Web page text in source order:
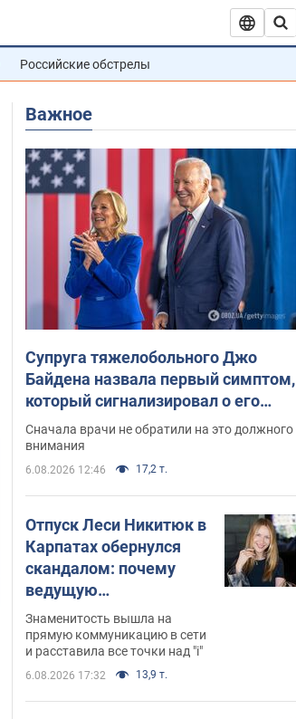
Российские обстрелы
Важное
Супруга тяжелобольного Джо
Байдена назвала первый симптом,
который сигнализировал о его
"агрессивном" раке
Сначала врачи не обратили на это должного
внимания
6.08.2026 12:46 17,2 т.
Отпуск Леси Никитюк в
Карпатах обернулся
скандалом: почему
ведущую
несправедливо
захейтили
Знаменитость вышла на
прямую коммуникацию в сети
и расставила все точки над "i"
6.08.2026 17:32 13,9 т.